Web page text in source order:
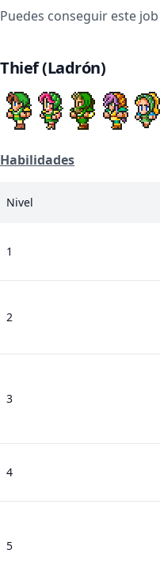
Puedes conseguir este
Thief (Ladrón)
Habilidades
Nivel
1
2
3
4
5